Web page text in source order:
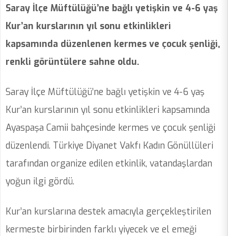
Saray İlçe Müftülüğü’ne bağlı yetişkin ve 4-6 yaş
Kur’an kurslarının yıl sonu etkinlikleri
kapsamında düzenlenen kermes ve çocuk şenliği,
renkli görüntülere sahne oldu.
Saray İlçe Müftülüğü’ne bağlı yetişkin ve 4-6 yaş
Kur’an kurslarının yıl sonu etkinlikleri kapsamında
Ayaspaşa Camii bahçesinde kermes ve çocuk şenliği
düzenlendi. Türkiye Diyanet Vakfı Kadın Gönüllüleri
tarafından organize edilen etkinlik, vatandaşlardan
yoğun ilgi gördü.
Kur’an kurslarına destek amacıyla gerçekleştirilen
kermeste birbirinden farklı yiyecek ve el emeği